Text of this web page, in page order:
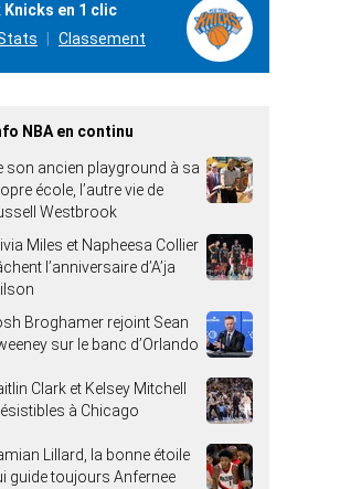
Knicks en 1 clic
Classement
NBA en continu
son ancien playground à sa
école, l’autre vie de
Westbrook
Miles et Napheesa Collier
l’anniversaire d’A’ja
Broghamer rejoint Sean
sur le banc d’Orlando
Clark et Kelsey Mitchell
à Chicago
Lillard, la bonne étoile
guide toujours Anfernee